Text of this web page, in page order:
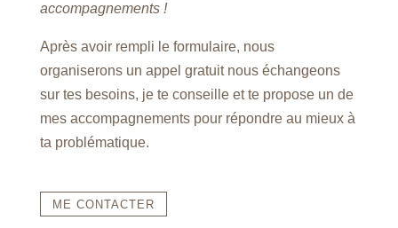
accompagnements !
Après avoir rempli le formulaire, nous
organiserons un appel gratuit nous échangeons
sur tes besoins, je te conseille et te propose un de
mes accompagnements pour répondre au mieux à
ta problématique.
ME CONTACTER